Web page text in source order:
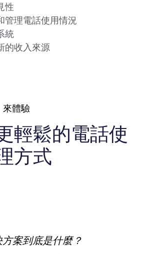
性
管理電話使用情況
統
的收入來源
來體驗
輕鬆的電話使
方式
案到底是什麼？